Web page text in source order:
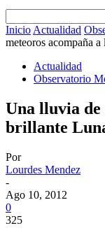
Inicio Actualidad
meteoros acompaña
Actualidad
Observatorio
Una lluvia de
brillante
Por
Lourdes Mendez
-
Ago 10, 2012
0
325